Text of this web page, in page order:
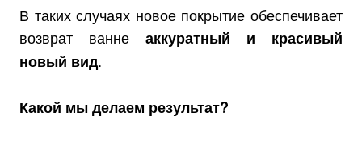
В таких случаях новое покрытие обеспечивает
возврат ванне аккуратный и красивый
новый вид.
Какой мы делаем результат?